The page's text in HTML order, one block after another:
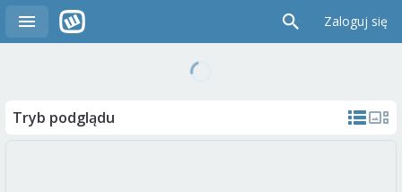
Zaloguj się
Tryb podglądu